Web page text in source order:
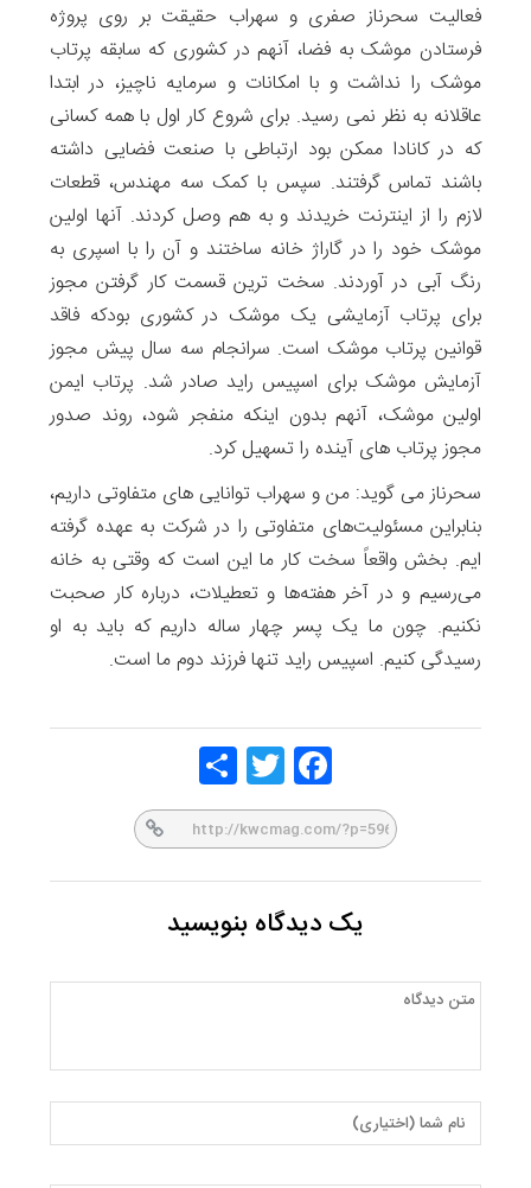
فعالیت سحرناز صفری و سهراب حقیقت بر روی پروژه
فرستادن موشک به فضا، آنهم در کشوری که سابقه پرتاب
موشک را نداشت و با امکانات و سرمایه ناچیز، در ابتدا
عاقلانه به نظر نمی رسید. برای شروع کار اول با همه کسانی
که در کانادا ممکن بود ارتباطی با صنعت فضایی داشته
باشند تماس گرفتند. سپس با کمک سه مهندس، قطعات
لازم را از اینترنت خریدند و به هم وصل کردند. آنها اولین
موشک خود را در گاراژ خانه ساختند و آن را با اسپری به
رنگ آبی در آوردند. سخت ترین قسمت کار گرفتن مجوز
برای پرتاب آزمایشی یک موشک در کشوری بودکه فاقد
قوانین پرتاب موشک است. سرانجام سه سال پیش مجوز
آزمایش موشک برای اسپیس راید صادر شد. پرتاب ایمن
اولین موشک، آنهم بدون اینکه منفجر شود، روند صدور
مجوز پرتاب های آینده را تسهیل کرد.
سحرناز می گوید: من و سهراب توانایی های متفاوتی داریم،
بنابراین مسئولیت‌های متفاوتی را در شرکت به عهده گرفته
ایم. بخش واقعاً سخت کار ما این است که وقتی به خانه
می‌رسیم و در آخر هفته‌ها و تعطیلات، درباره کار صحبت
نکنیم. چون ما یک پسر چهار ساله داریم که باید به او
رسیدگی کنیم. اسپیس راید تنها فرزند دوم ما است.
Face
book
Twitt
er
یک دیدگاه بنویسید